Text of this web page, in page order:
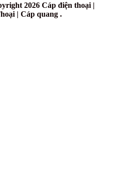
2026 Cáp điện thoại |
| Cáp quang .